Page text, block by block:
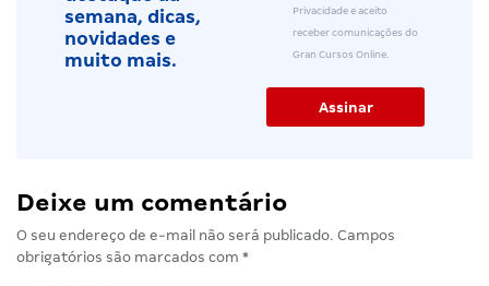
semana, dicas,
novidades e
muito mais.
Privacidade e aceito
receber comunicações do
Gran Cursos Online.
Deixe um comentário
O seu endereço de e-mail não será publicado. Campos
obrigatórios são marcados com *